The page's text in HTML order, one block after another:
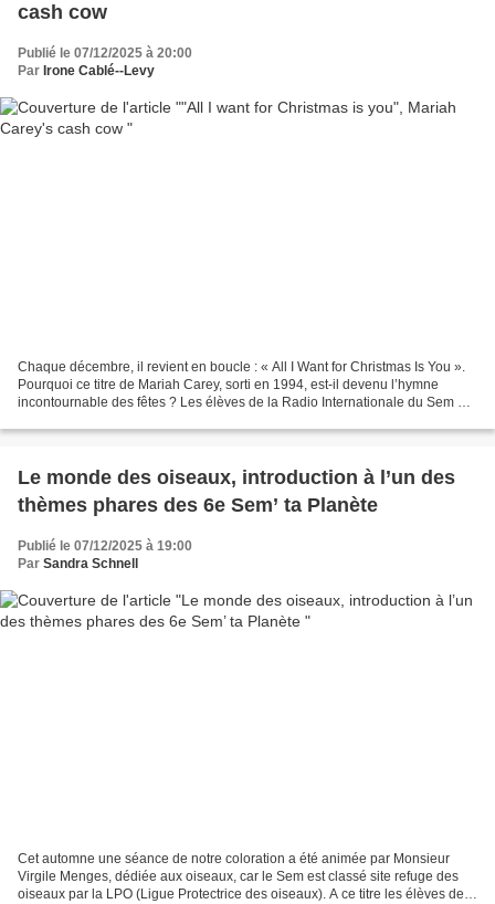
cash cow
Publié le 07/12/2025 à 20:00
Par Irone Cablé--Levy
Chaque décembre, il revient en boucle : « All I Want for Christmas Is You ».
Pourquoi ce titre de Mariah Carey, sorti en 1994, est-il devenu l’hymne
incontournable des fêtes ? Les élèves de la Radio Internationale du Sem de
Le monde des oiseaux, introduction à l’un des
thèmes phares des 6e Sem’ ta Planète
Publié le 07/12/2025 à 19:00
Par Sandra Schnell
Cet automne une séance de notre coloration a été animée par Monsieur
Virgile Menges, dédiée aux oiseaux, car le Sem est classé site refuge des
oiseaux par la LPO (Ligue Protectrice des oiseaux). A ce titre les élèves de